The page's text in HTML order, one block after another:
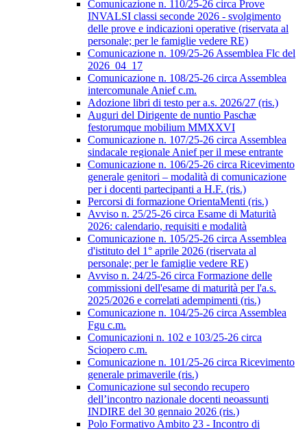
Comunicazione n. 110/25-26 circa Prove
INVALSI classi seconde 2026 - svolgimento
delle prove e indicazioni operative (riservata al
personale; per le famiglie vedere RE)
Comunicazione n. 109/25-26 Assemblea Flc del
2026_04_17
Comunicazione n. 108/25-26 circa Assemblea
intercomunale Anief c.m.
Adozione libri di testo per a.s. 2026/27 (ris.)
Auguri del Dirigente de nuntio Paschæ
festorumque mobilium MMXXVI
Comunicazione n. 107/25-26 circa Assemblea
sindacale regionale Anief per il mese entrante
Comunicazione n. 106/25-26 circa Ricevimento
generale genitori – modalità di comunicazione
per i docenti partecipanti a H.F. (ris.)
Percorsi di formazione OrientaMenti (ris.)
Avviso n. 25/25-26 circa Esame di Maturità
2026: calendario, requisiti e modalità
Comunicazione n. 105/25-26 circa Assemblea
d'istituto del 1° aprile 2026 (riservata al
personale; per le famiglie vedere RE)
Avviso n. 24/25-26 circa Formazione delle
commissioni dell'esame di maturità per l'a.s.
2025/2026 e correlati adempimenti (ris.)
Comunicazione n. 104/25-26 circa Assemblea
Fgu c.m.
Comunicazioni n. 102 e 103/25-26 circa
Sciopero c.m.
Comunicazione n. 101/25-26 circa Ricevimento
generale primaverile (ris.)
Comunicazione sul secondo recupero
dell’incontro nazionale docenti neoassunti
INDIRE del 30 gennaio 2026 (ris.)
Polo Formativo Ambito 23 - Incontro di